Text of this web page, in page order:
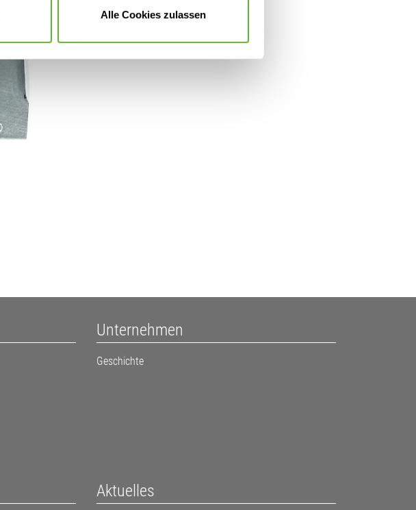
Alle Cookies zulassen
Unternehmen
Geschichte
Aktuelles